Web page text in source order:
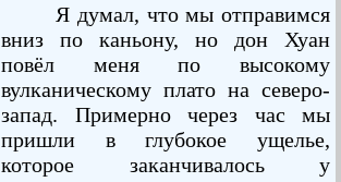
Я думал, что мы отправимся
вниз по каньону, но дон Хуан
повёл меня по высокому
вулканическому плато на северо-
запад. Примерно через час мы
пришли в глубокое ущелье,
которое заканчивалось у